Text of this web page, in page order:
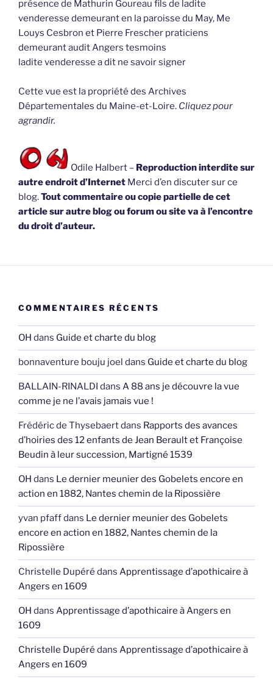
présence de Mathurin Goureau fils de ladite
venderesse demeurant en la paroisse du May, Me
Louys Cesbron et Pierre Frescher praticiens
demeurant audit Angers tesmoins
ladite venderesse a dit ne savoir signer
Cette vue est la propriété des Archives
Départementales du Maine-et-Loire. Cliquez pour
agrandir.
Odile Halbert – Reproduction interdite sur
autre endroit d’Internet Merci d’en discuter sur ce
blog.Tout commentaire ou copie partielle de cet
article sur autre blog ou forum ou site va à l’encontre
du droit d’auteur.
COMMENTAIRES RÉCENTS
OH dans Guide et charte du blog
bonnaventure bouju joel dans Guide et charte du blog
BALLAIN-RINALDI dans A 88 ans je découvre la vue
comme je ne l’avais jamais vue !
Frédéric de Thysebaertdans Rapports des avances
d’hoiries des 12 enfants de Jean Berault et Françoise
Beudin à leur succession, Martigné 1539
OH dans Le dernier meunier des Gobelets encore en
action en 1882, Nantes chemin de la Ripossière
yvan pfaffdans Le dernier meunier des Gobelets
encore en action en 1882, Nantes chemin de la
Ripossière
Christelle Dupéré dans Apprentissage d’apothicaire à
Angers en 1609
OH dans Apprentissage d’apothicaire à Angers en
1609
Christelle Dupéré dans Apprentissage d’apothicaire à
Angers en 1609